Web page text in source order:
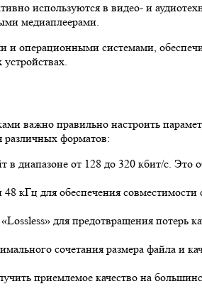
используются в видео- и
медиаплеерами.
операционными системами,
важно правильно настроить
различных форматов:
диапазоне от 128 до 320 кбит/с. Это
кГц для обеспечения
для предотвращения потерь
сочетания размера файла и
приемлемое качество на